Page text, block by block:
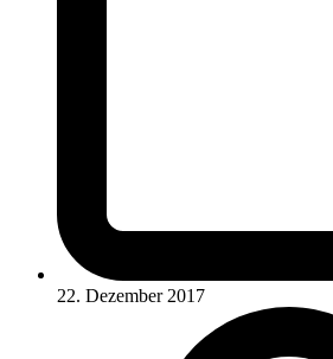
22. Dezember 2017